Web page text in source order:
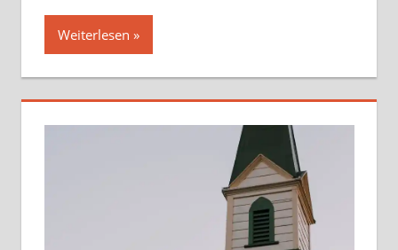
Weiterlesen